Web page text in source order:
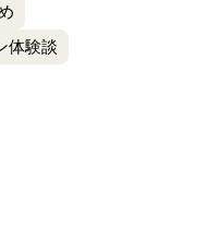
体験談